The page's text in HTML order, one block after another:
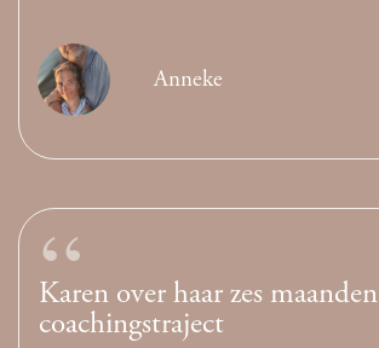
Anneke
“
Karen over haar zes maanden
coachingstraject